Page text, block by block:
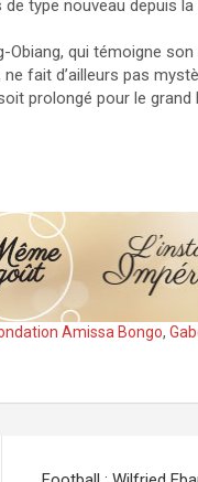
type nouveau depuis
qui témoigne
fait d’ailleurs pas
prolongé pour le grand
Amissa Bongo,